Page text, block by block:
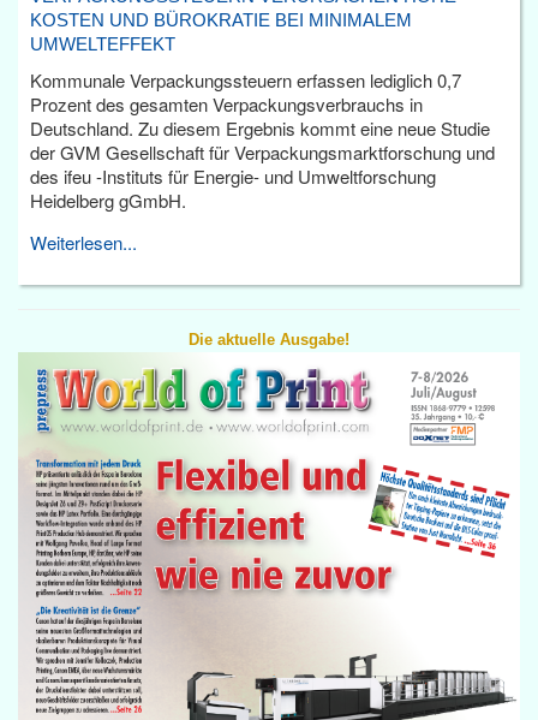
KOSTEN UND BÜROKRATIE BEI MINIMALEM
UMWELTEFFEKT
Kommunale Verpackungssteuern erfassen lediglich 0,7
Prozent des gesamten Verpackungsverbrauchs in
Deutschland. Zu diesem Ergebnis kommt eine neue Studie
der GVM Gesellschaft für Verpackungsmarktforschung und
des ifeu -Instituts für Energie- und Umweltforschung
Heidelberg gGmbH.
Weiterlesen...
Die aktuelle Ausgabe!